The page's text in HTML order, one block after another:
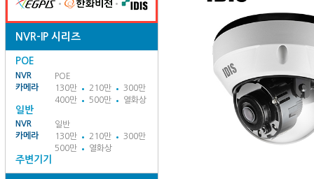
NVR-IP 시리즈
POE
NVR
POE
카메라
130만 210만
300만
400만
500만 열화상
일반
NVR
일반
카메라
130만 210만
300만
500만
열화상
주변기기